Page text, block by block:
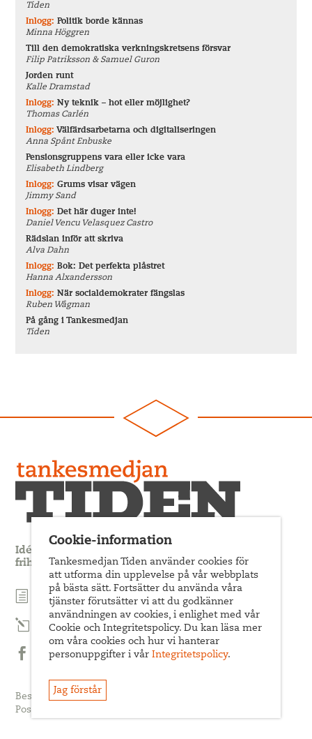
Tiden
Inlogg:Politik borde kännas
Minna Höggren
Till den demokratiska verkningskretsens försvar
Filip Patriksson & Samuel Guron
Jorden runt
Kalle Dramstad
Inlogg:Ny teknik – hot eller möjlighet?
Thomas Carlén
Inlogg: Välfärdsarbetarna och digitaliseringen
Anna Spånt Enbuske
Pensionsgruppens vara eller icke vara
Elisabeth Lindberg
Inlogg:Grums visar vägen
Jimmy Sand
Inlogg:Det här duger inte!
Daniel Vencu Velasquez Castro
Rädslan inför att skriva
Alva Dahn
Inlogg:Bok: Det perfekta plåstret
Hanna Alxandersson
Inlogg:När socialdemokrater fängslas
Ruben Wågman
På gång i Tankesmedjan
Tiden
Idédebatt och analys som förnyar arbetarrörelsens
frihets- och jämlikhetssträvan
Prenumerera på nyhetsbrev
Prenumerera på Tiden Magasin
Följ oss på Facebook
Besöksadress: Sveavägen 68
Postadress: c/o ABF Box 522, 101 30 Stockholm
Cookie-information
Tankesmedjan Tiden använder cookies för
att utforma din upplevelse på vår webbplats
på bästa sätt. Fortsätter du använda våra
tjänster förutsätter vi att du godkänner
användningen av cookies, i enlighet med vår
Cookie och Integritetspolicy. Du kan läsa mer
om våra cookies och hur vi hanterar
personuppgifter i vår Integritetspolicy.
Jag förstår